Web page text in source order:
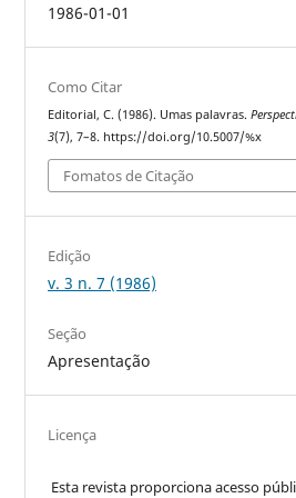
1986-01-01
Como Citar
Editorial, C. (1986). Umas palavras.
3(7), 7–8. https://doi.org/10.5007/%x
Fomatos de Citação
Edição
v. 3 n. 7 (1986)
Seção
Apresentação
Licença
Esta revista proporciona acesso